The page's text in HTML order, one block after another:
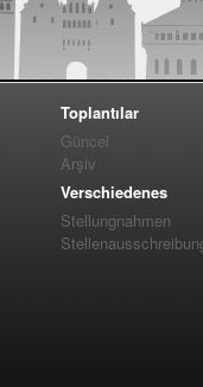
Toplantılar
Güncel
Arşiv
Verschiedenes
Stellungnahmen